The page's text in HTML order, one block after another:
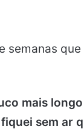
semanas
mais
sem ar